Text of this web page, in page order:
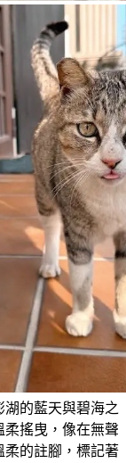
的藍天與碧海之
柔搖曳，像在無聲
柔的註腳，標記著